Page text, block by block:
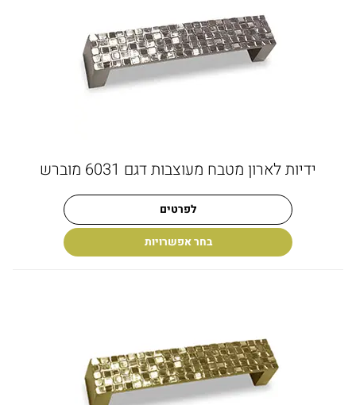
ידיות לארון מטבח מעוצבות דגם 6031 מוברש
לפרטים
בחר אפשרויות